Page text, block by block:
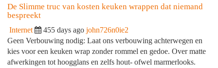
De Slimme truc van kosten keuken wrappen dat niemand
bespreekt
Internet 455 days ago john726n0ie2
Geen Verbouwing nodig: Laat ons verbouwing achterwegen en
kies voor een keuken wrap zonder rommel en gedoe. Over matte
afwerkingen tot hoogglans en zelfs hout- ofwel marmerlooks.